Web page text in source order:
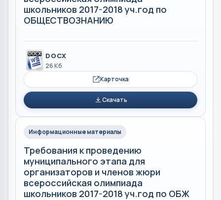
школьников 2017-2018 уч.год по
ОБЩЕСТВОЗНАНИЮ
DOCX
26 Кб
Карточка
Скачать
Информационные материалы
Требования к проведению
муниципального этапа для
организаторов и членов жюри
всероссийская олимпиада
школьников 2017-2018 уч.год по ОБЖ